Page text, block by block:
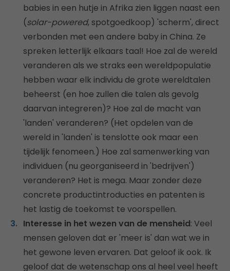
babies in een hutje in Afrika zien liggen naast een
(solar-powered, spotgoedkoop) 'scherm', direct
verbonden met een andere baby in China. Ze
spreken letterlijk elkaars taal! Hoe zal de wereld
veranderen als we straks een wereldpopulatie
hebben waar elk individu de grote wereldtalen
beheerst (en hoe zullen die talen als gevolg
daarvan integreren)? Hoe zal de macht van
'landen' veranderen? (Het opdelen van de
wereld in 'landen' is tenslotte ook maar een
tijdelijk fenomeen.) Hoe zal samenwerking van
individuen (nu georganiseerd in 'bedrijven')
veranderen? Het is mega. Maar zonder deze
concrete productintroducties en patenten is
het lastig de toekomst te voorspellen.
Interesse in het wezen van de mensheid: Veel
mensen geloven dat er 'meer is' dan wat we in
het gewone leven ervaren. Dat geloof ik ook. Ik
geloof dat de wetenschap ons al heel veel heeft